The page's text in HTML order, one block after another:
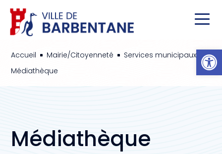
Accueil ^ Mairie/Citoyenneté ^ Services municipaux ^
Médiathèque
Médiathèque